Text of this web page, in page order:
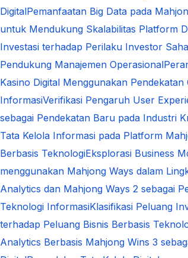
DigitalPemanfaatan Big Data pada
untuk Mendukung Skalabilitas Platform
Investasi terhadap Perilaku Investor
Pendukung Manajemen Operasional
Kasino Digital Menggunakan
InformasiVerifikasi Pengaruh User
sebagai Pendekatan Baru pada Industri
Tata Kelola Informasi pada Platform
Berbasis TeknologiEksplorasi Business
menggunakan Mahjong Ways dalam
Analytics dan Mahjong Ways 2 sebagai
Teknologi InformasiKlasifikasi Peluang
terhadap Peluang Bisnis Berbasis
Analytics Berbasis Mahjong Wins 3